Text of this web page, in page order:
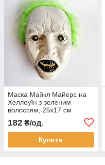
Маска Майкл Майерс на
Хеллоуїн з зеленим
волоссям, 25х17 см
182 ₴/од.
Купити